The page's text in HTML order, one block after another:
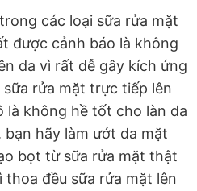
các loại sữa rửa mặt
được cảnh báo là không
da vì rất dễ gây kích ứng
rửa mặt trực tiếp lên
là không hề tốt cho làn da
hãy làm ướt da mặt
bọt từ sữa rửa mặt thật
đều sữa rửa mặt lên